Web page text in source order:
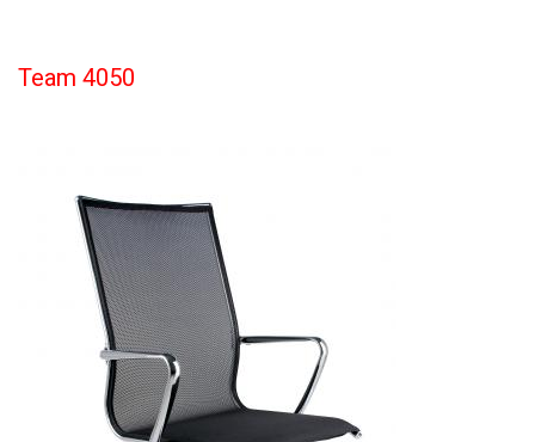
Team 4050